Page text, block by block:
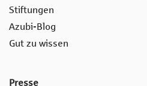
Stiftungen
Azubi-Blog
Gut zu wissen
Presse